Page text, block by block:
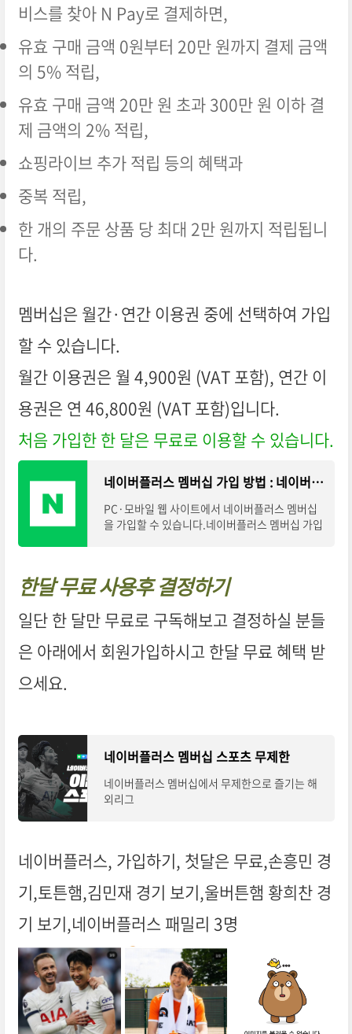
비스를 찾아 N Pay로 결제하면,
유효 구매 금액 0원부터 20만 원까지 결제 금액
의 5% 적립,
유효 구매 금액 20만 원 초과 300만 원 이하 결
제 금액의 2% 적립,
쇼핑라이브 추가 적립 등의 혜택과
중복 적립,
한 개의 주문 상품 당 최대 2만 원까지 적립됩니
다.
멤버십은 월간·연간 이용권 중에 선택하여 가입
할 수 있습니다.
월간 이용권은 월 4,900원 (VAT 포함), 연간 이
용권은 연 46,800원 (VAT 포함)입니다.
처음 가입한 한 달은 무료로 이용할 수 있습니다.
네이버플러스 멤버십 가입 방법 : 네이버플러스 멤버십 고객센터
PC·모바일 웹 사이트에서 네이버플러스 멤버십
을 가입할 수 있습니다.​네이버플러스 멤버십 가입
한달 무료 사용후 결정하기
일단 한 달만 무료로 구독해보고 결정하실 분들
은 아래에서 회원가입하시고 한달 무료 혜택 받
으세요.
네이버플러스 멤버십 스포츠 무제한
네이버플러스 멤버십에서 무제한으로 즐기는 해
외리그
네이버플러스, 가입하기, 첫달은 무료,손흥민 경
기,토튼햄,김민재 경기 보기,울버튼햄 황희찬 경
기 보기,네이버플러스 패밀리 3명